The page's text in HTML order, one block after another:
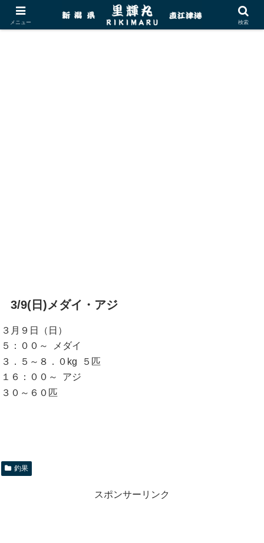
3/9(日)メダイ・アジ
３月９日（日）
５：００～ メダイ
３．５～８．０kg ５匹
１６：００～ アジ
３０～６０匹
釣果
スポンサーリンク
メニュー 検索